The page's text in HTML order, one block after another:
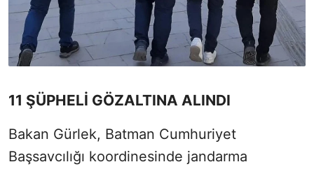
11 ŞÜPHELİ GÖZALTINA ALINDI
Bakan Gürlek, Batman Cumhuriyet
Başsavcılığı koordinesinde jandarma